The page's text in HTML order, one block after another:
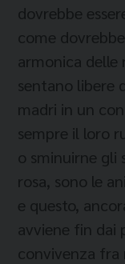
dovrebbe
come
armonica delle
sentano libere
madri in un
sempre il loro
o sminuirne gli
rosa, sono le
e questo,
avviene fin dai
convivenza fra